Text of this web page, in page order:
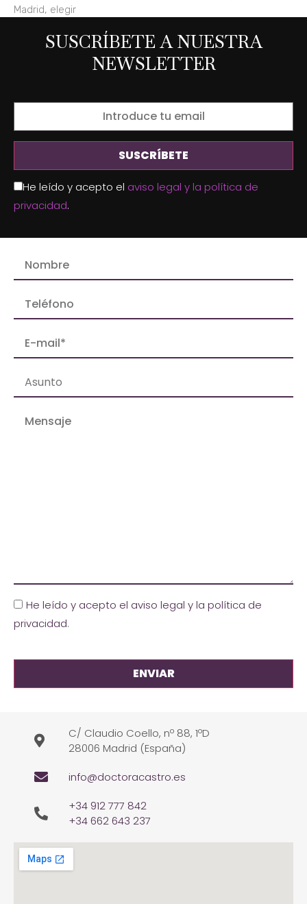
Madrid, elegir
SUSCRÍBETE A NUESTRA
NEWSLETTER
He leído y acepto el aviso legal y la política de
privacidad.
He leído y acepto el aviso legal y la política de
privacidad.
C/ Claudio Coello, nº 88, 1ºD
28006 Madrid (España)
info@doctoracastro.es
+34 912 777 842
+34 662 643 237